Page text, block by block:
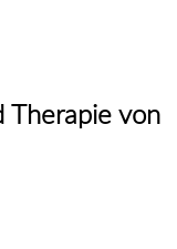
Therapie von